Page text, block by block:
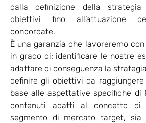
dalla definizione della
obiettivi fino all’attuazione
concordate.
È una garanzia che lavoreremo
in grado di: identificare le nostre
adattare di conseguenza la
definire gli obiettivi da
base alle aspettative specifiche di
contenuti adatti al concetto di
segmento di mercato target,